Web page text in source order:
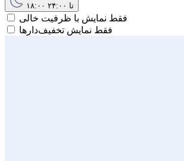
۱۸:۰۰ تا ۲۴:۰۰
فقط نمایش با ظرفیت خالی
فقط نمایش تخفیف‌دارها